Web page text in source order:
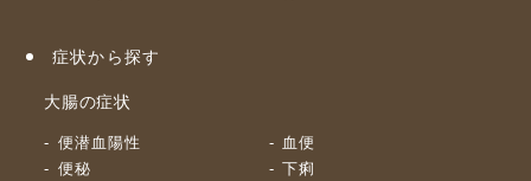
症状から探す
大腸の症状
便潜血陽性
血便
便秘
下痢